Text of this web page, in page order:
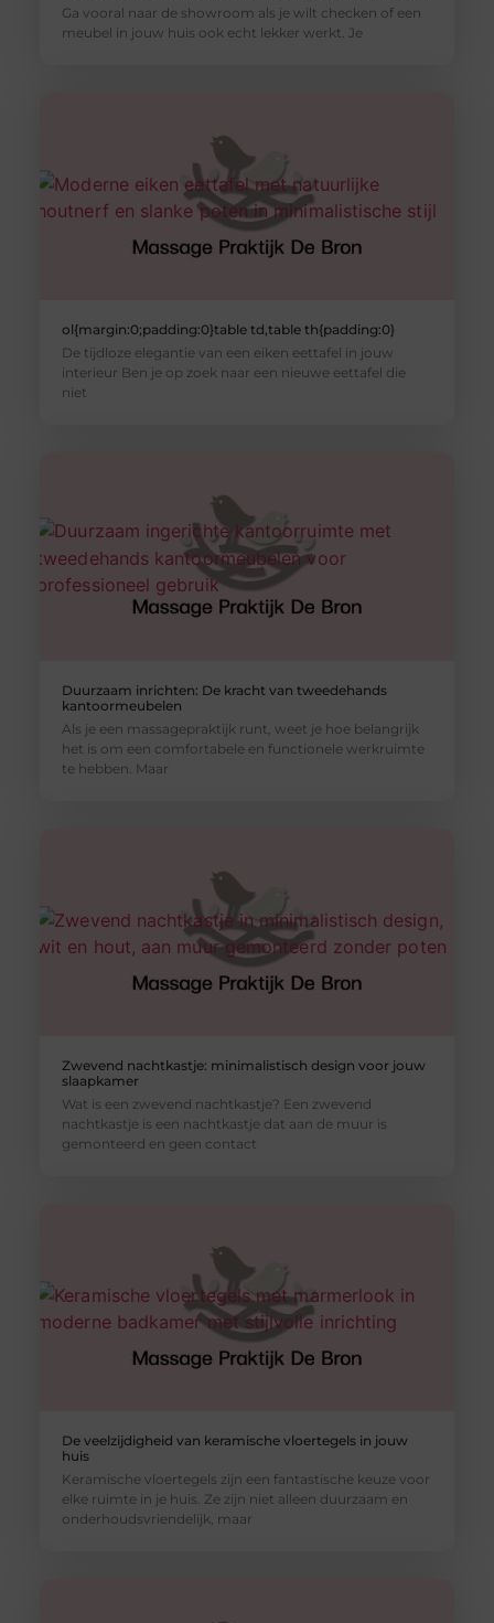
Ga vooral naar de showroom als je wilt checken of een
meubel in jouw huis ook echt lekker werkt. Je
ol{margin:0;padding:0}table td,table th{padding:0}
De tijdloze elegantie van een eiken eettafel in jouw
interieur Ben je op zoek naar een nieuwe eettafel die
niet
Duurzaam inrichten: De kracht van tweedehands
kantoormeubelen
Als je een massagepraktijk runt, weet je hoe belangrijk
het is om een comfortabele en functionele werkruimte
te hebben. Maar
Zwevend nachtkastje: minimalistisch design voor jouw
slaapkamer
Wat is een zwevend nachtkastje? Een zwevend
nachtkastje is een nachtkastje dat aan de muur is
gemonteerd en geen contact
De veelzijdigheid van keramische vloertegels in jouw
huis
Keramische vloertegels zijn een fantastische keuze voor
elke ruimte in je huis. Ze zijn niet alleen duurzaam en
onderhoudsvriendelijk, maar